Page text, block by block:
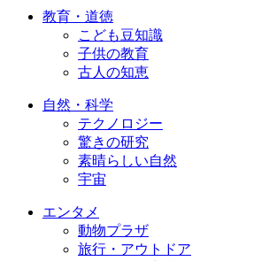
教育・道徳
こども豆知識
子供の教育
古人の知恵
自然・科学
テクノロジー
驚きの研究
素晴らしい自然
宇宙
エンタメ
動物プラザ
旅行・アウトドア